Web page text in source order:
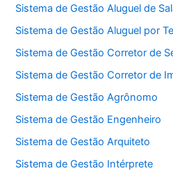
Sistema de Gestão Aluguel de
Sistema de Gestão Aluguel por
Sistema de Gestão Corretor de
Sistema de Gestão Corretor de
Sistema de Gestão Agrônomo
Sistema de Gestão Engenheiro
Sistema de Gestão Arquiteto
Sistema de Gestão Intérprete